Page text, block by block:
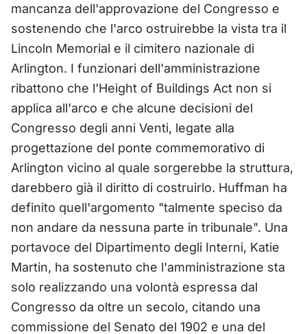
mancanza dell'approvazione del Congresso e
sostenendo che l'arco ostruirebbe la vista tra il
Lincoln Memorial e il cimitero nazionale di
Arlington. I funzionari dell'amministrazione
ribattono che l'Height of Buildings Act non si
applica all'arco e che alcune decisioni del
Congresso degli anni Venti, legate alla
progettazione del ponte commemorativo di
Arlington vicino al quale sorgerebbe la struttura,
darebbero già il diritto di costruirlo. Huffman ha
definito quell'argomento "talmente speciso da
non andare da nessuna parte in tribunale". Una
portavoce del Dipartimento degli Interni, Katie
Martin, ha sostenuto che l'amministrazione sta
solo realizzando una volontà espressa dal
Congresso da oltre un secolo, citando una
commissione del Senato del 1902 e una del